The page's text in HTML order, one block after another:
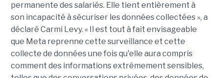
permanente des salariés. Elle tient entièrement à
son incapacité à sécuriser les données collectées », a
déclaré Carmi Levy. « Il est tout à fait envisageable
que Meta reprenne cette surveillance et cette
collecte de données une fois qu'elle aura compris
comment des informations extrêmement sensibles,